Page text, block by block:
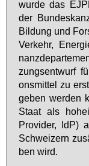
wur­de das
der
Bil­dung und
Ver­kehr,
zungs­ent­wurf
ons­mit­tel zu
ge­ben wer­den
Staat als
Pro­vi­der, IdP)
Schwei­zern
ben wird.